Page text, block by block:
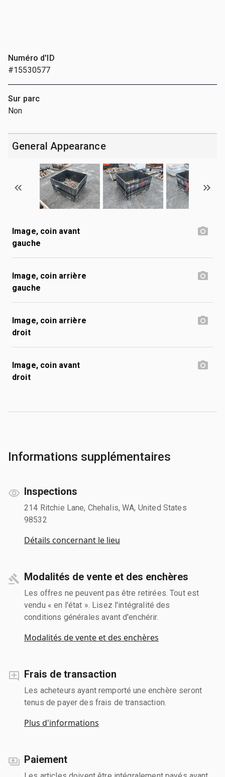
Numéro d'ID
#15530577
Sur parc
Non
General Appearance
Image, coin avant
gauche
Image, coin arrière
gauche
Image, coin arrière
droit
Image, coin avant
droit
Informations supplémentaires
Inspections
214 Ritchie Lane, Chehalis, WA, United States
98532
Détails concernant le lieu
Modalités de vente et des enchères
Les offres ne peuvent pas être retirées. Tout est
vendu « en l'état ». Lisez l'intégralité des
conditions générales avant d'enchérir.
Modalités de vente et des enchères
Frais de transaction
Les acheteurs ayant remporté une enchère seront
tenus de payer des frais de transaction.
Plus d'informations
Paiement